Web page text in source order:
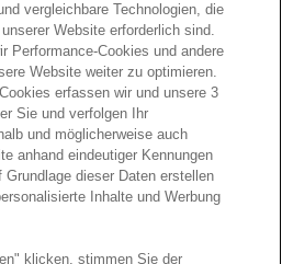
vergleichbare Technologien, die
Website erforderlich sind.
Performance-Cookies und andere
Website weiter zu optimieren.
erfassen wir und unsere 3
Sie und verfolgen Ihr
und möglicherweise auch
anhand eindeutiger Kennungen
dieser Daten erstellen
Inhalte und Werbung
klicken, stimmen Sie der